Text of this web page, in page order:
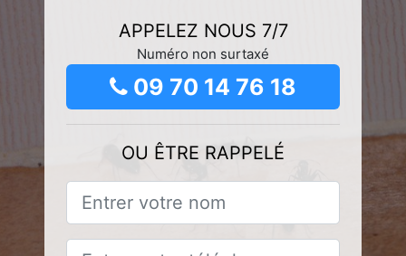
APPELEZ NOUS 7/7
Numéro non surtaxé
09 70 14 76 18
OU ÊTRE RAPPELÉ